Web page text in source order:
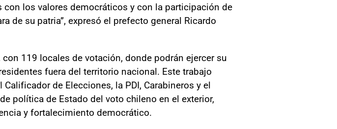
los valores democráticos y con la participación de
de su patria”, expresó el prefecto general Ricardo
119 locales de votación, donde podrán ejercer su
fuera del territorio nacional. Este trabajo
de Elecciones, la PDI, Carabineros y el
política de Estado del voto chileno en el exterior,
y fortalecimiento democrático.